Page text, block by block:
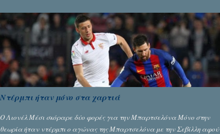
Ντέρμπι ήταν μόνο στα χαρτιά
Ο Λιονέλ Μέσι σκόραρε δύο φορές για την Μπαρτσελόνα Μόνο στην
θεωρία ήταν ντέρμπι ο αγώνας της Μπαρτσελόνα με την Σεβίλλη αφού